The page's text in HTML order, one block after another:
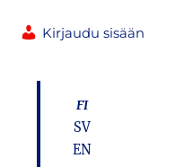
Kirjaudu sisään
FI
SV
EN